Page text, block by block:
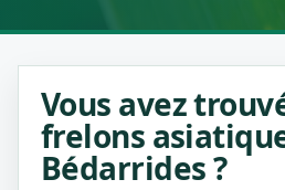
Vous avez
frelons
Bédarrides ?